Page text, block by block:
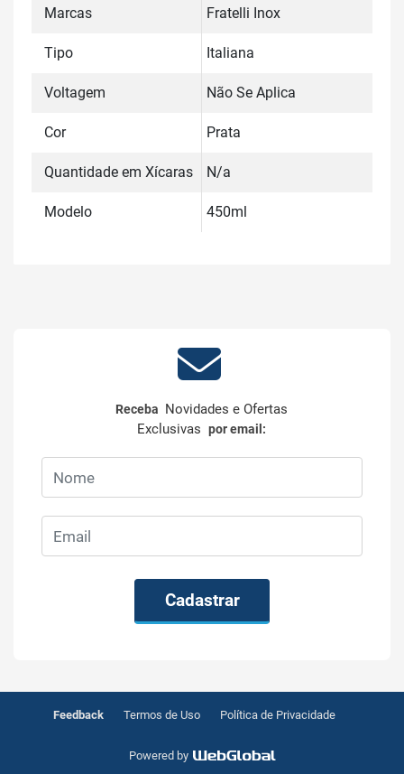
Marcas Fratelli Inox
Tipo Italiana
Voltagem Não Se Aplica
Cor Prata
Quantidade em Xícaras N/a
Modelo 450ml
Receba Novidades e Ofertas
Exclusivaspor email:
Cadastrar
Feedback Termos de Uso Política de Privacidade
Powered by